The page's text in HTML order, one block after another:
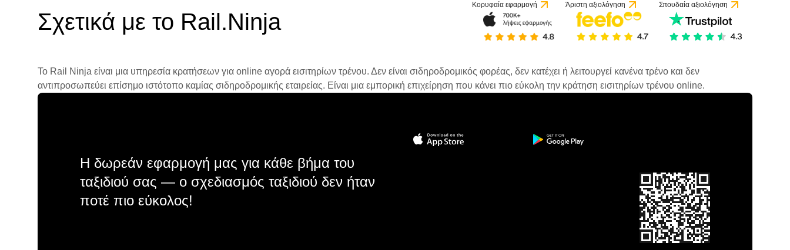
Σχετικά με το Rail.Ninja
Κορυφαία εφαρμογή Άριστη αξιολόγηση Σπουδαία αξιολόγηση
Το Rail Ninja είναι μια υπηρεσία κρατήσεων για online αγορά εισιτηρίων τρένου. Δεν είναι σιδηροδρομικός φορέας, δεν κατέχει ή λειτουργεί κανένα τρένο και δεν
αντιπροσωπεύει επίσημο ιστότοπο καμίας σιδηροδρομικής εταιρείας. Είναι μια εμπορική επιχείρηση που κάνει πιο εύκολη την κράτηση εισιτηρίων τρένου online.
Η δωρεάν εφαρμογή μας για κάθε βήμα του
ταξιδιού σας — ο σχεδιασμός ταξιδιού δεν ήταν
ποτέ πιο εύκολος!